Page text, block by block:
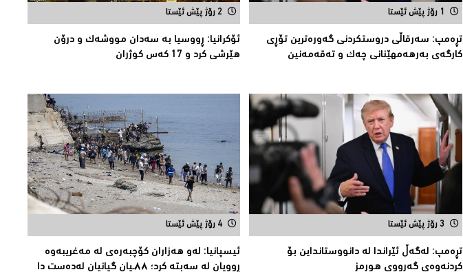
1 رۆژ پێش ئێستا
تڕەمپ: سەرقاڵى دروستکردنی گەورەترین تۆڕى
کارگەى بەرهەمهێنانى چەک و تەقەمەنین
2 رۆژ پێش ئێستا
ئۆكرانیا: ڕووسیا به‌ سه‌دان مووشه‌ك و درۆن
هێرشی كرد و 17 كه‌س كوژران
3 رۆژ پێش ئێستا
تڕەمپ: لەگەڵ ئێراندا لە دانووستانداین بۆ
کردنەوەى گەرووى هورمز
4 رۆژ پێش ئێستا
ئیسپانیا: لەو هەزاران کۆچبەرەی لە مەغریبەوە
ڕوویان لە سەبتە کرد؛ ٨٨ـیان گیانیان لەدەست دا